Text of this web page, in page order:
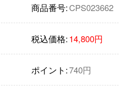
商品番号:CPS023662
税込価格:14,800円
ポイント:740円